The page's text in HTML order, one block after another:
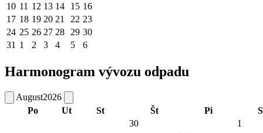
10 11 12 13 14 15 16
17 18 19 20 21 22 23
24 25 26 27 28 29 30
31 1 2 3 4 5 6
Harmonogram vývozu odpadu
August2026
Po
Ut St Št Pi
30
1